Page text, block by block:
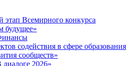
этап Всемирного конкурса
будущее»
содействия в сфере образования
сообществ»
2026»